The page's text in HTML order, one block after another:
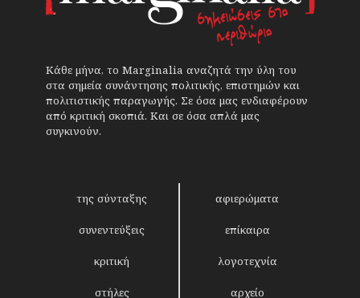
Κάθε μήνα, το Marginalia αναζητά την ύλη του
στα σημεία συνάντησης πολιτικής, επιστημών και
πολιτιστικής παραγωγής. Σε όσα μας ενδιαφέρουν
από κριτική σκοπιά. Και σε όσα απλά μας
συγκινούν.
της σύνταξης αφιερώματα
συνεντεύξεις επίκαιρα
κριτική λογοτεχνία
στήλες αρχείο